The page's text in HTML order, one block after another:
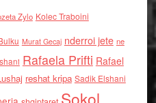
Zylo Kolec Traboini
Murat Gecaj nderroi jete ne
Rafaela Prifti Rafael
reshat kripa Sadik Elshani
Sokol